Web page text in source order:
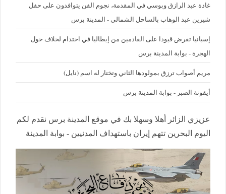
غادة عبد الرازق وبوسي في المقدمة، نجوم الفن يتوافدون على حفل
شيرين عبد الوهاب بالساحل الشمالي - المدينة برس
إسبانيا تفرض قيودا على القادمين من إيطاليا في احتدام لخلاف حول
الهجرة - بوابة المدينة برس
مريم أصواب ترزق بمولودها الثاني وتختار له اسم (نايل)
أيقونة الصبر - بوابة المدينة برس
عزيزي الزائر أهلا وسهلا بك في موقع المدينة برس نقدم لكم
اليوم البحرين تتهم إيران باستهداف المدنيين - بوابة المدينة